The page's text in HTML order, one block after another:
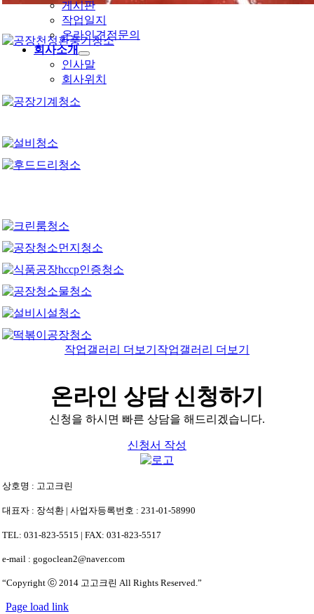
게시판
작업일지
온라인견적문의
회사소개
인사말
회사위치
작업갤러리 더보기 작업갤러리 더보기
온라인 상담 신청하기
신청을 하시면 빠른 상담을 해드리겠습니다.
신청서 작성
상호명 : 고고크린
대표자 : 장석환 | 사업자등록번호 : 231-01-58990
TEL: 031-823-5515 | FAX: 031-823-5517
e-mail : gogoclean2@naver.com
“Copyright ⓒ 2014 고고크린 All Rights Reserved.”
Page load link